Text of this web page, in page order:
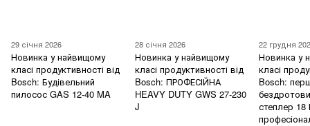
29 січня 2026
Новинка у найвищому
класі продуктивності від
Bosch: Будівельний
пилосос GAS 12-40 MA
28 січня 2026
Новинка у найвищому
класі продуктивності від
Bosch: ПРОФЕСІЙНА
HEAVY DUTY GWS 27-230
J
22 грудня
Новинка у
класі
Bosch:
степлер